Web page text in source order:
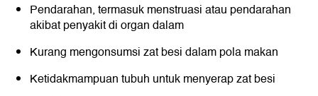
Pendarahan, termasuk menstruasi atau pendarahan
akibat penyakit di organ dalam
Kurang mengonsumsi zat besi dalam pola makan
Ketidakmampuan tubuh untuk menyerap zat besi